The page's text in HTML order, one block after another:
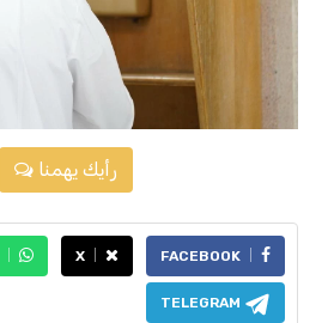
رأيك يهمنا
FACEBOOK
X
TELEGRAM